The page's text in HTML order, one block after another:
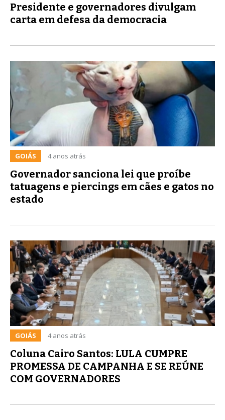
Presidente e governadores divulgam
carta em defesa da democracia
GOIÁS 4 anos atrás
Governador sanciona lei que proíbe
tatuagens e piercings em cães e gatos no
estado
GOIÁS 4 anos atrás
Coluna Cairo Santos: LULA CUMPRE
PROMESSA DE CAMPANHA E SE REÚNE
COM GOVERNADORES